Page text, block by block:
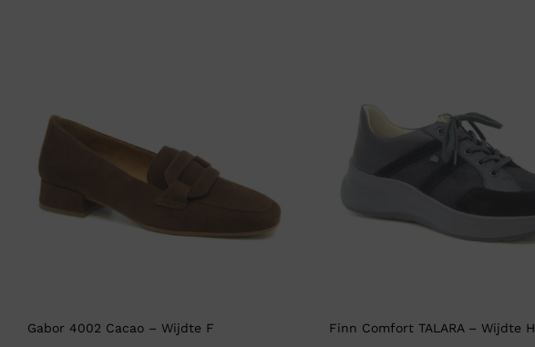
Gabor 4002 Cacao – Wijdte F Finn Comfort TALARA – Wijdte H